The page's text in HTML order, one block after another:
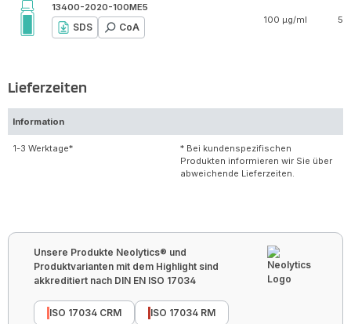
13400-2020-100ME5
SDS CoA
100 µg/ml 5
Lieferzeiten
Information
1-3 Werktage*
* Bei kundenspezifischen
Produkten informieren wir Sie über
abweichende Lieferzeiten.
Unsere Produkte Neolytics® und
Produktvarianten mit dem Highlight sind
akkreditiert nach DIN EN ISO 17034
ISO 17034 CRM ISO 17034 RM